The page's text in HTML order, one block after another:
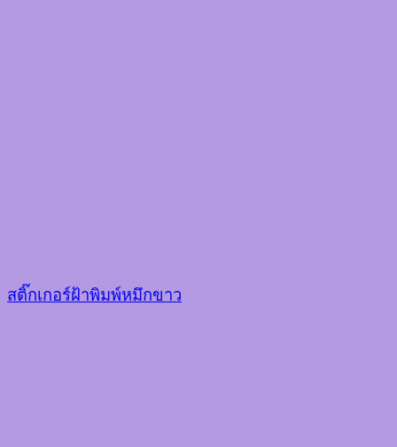
สติ๊กเกอร์ฝ้าพิมพ์หมึกขาว